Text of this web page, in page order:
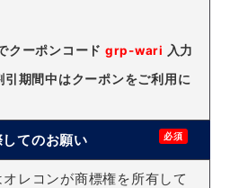
クーポンコード grp-wari 入力
期間中はクーポンをご利用に
てのお願い 必須
オレコンが商標権を所有して